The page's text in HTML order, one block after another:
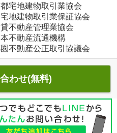
宅地建物取引業協会
地建物取引業保証協会
不動産管理業協会
不動産流通機構
不動産公正取引協議会
わせ(無料)